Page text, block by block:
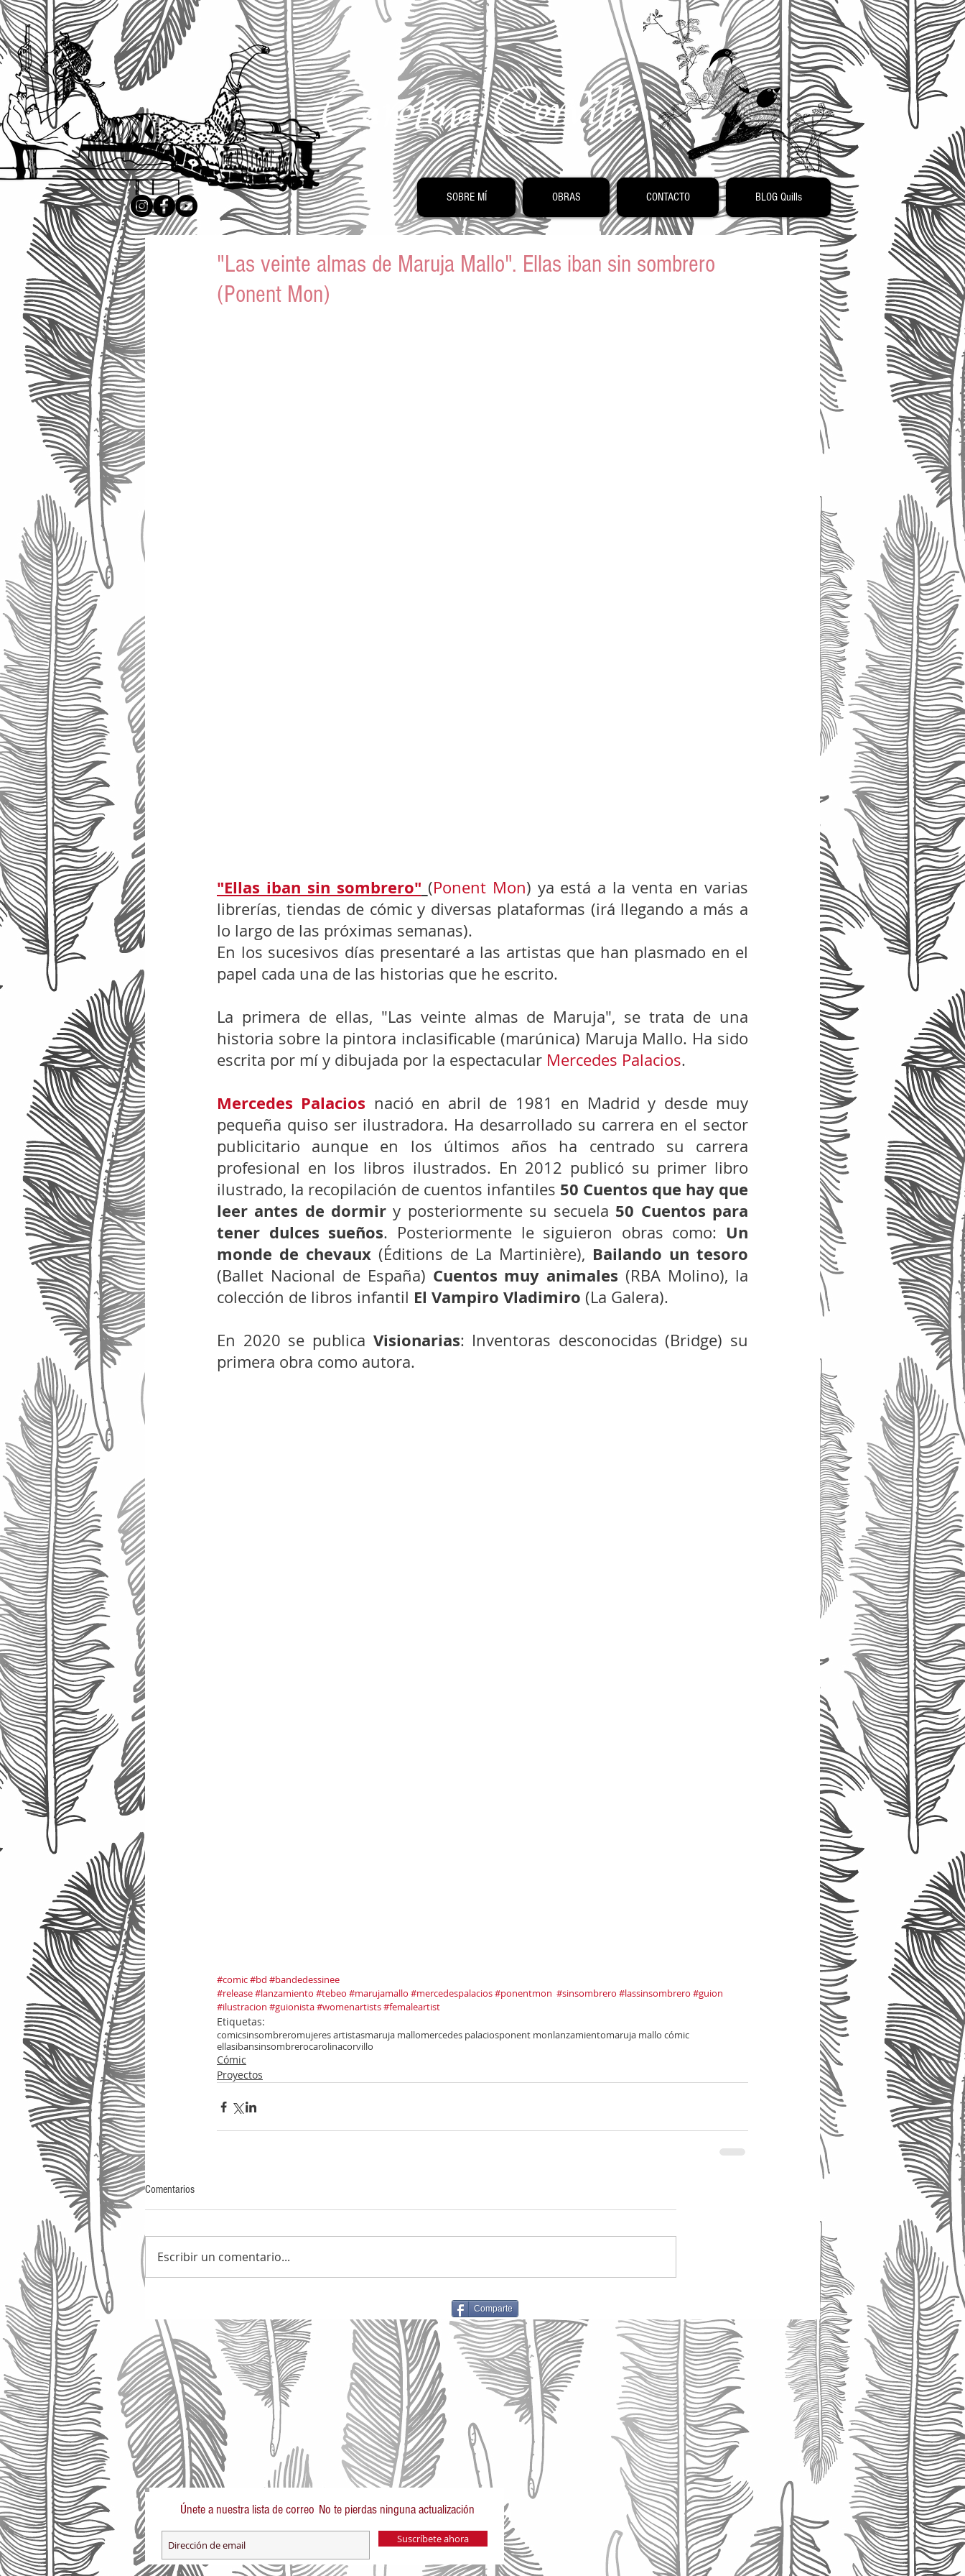
Carolina Corvillo
SOBRE MÍ OBRAS CONTACTO BLOG Quills
"Las veinte almas de Maruja Mallo". Ellas iban sin sombrero
(Ponent Mon)
"Ellas iban sin sombrero" (Ponent Mon) ya está a la venta en varias
librerías, tiendas de cómic y diversas plataformas (irá llegando a más a
lo largo de las próximas semanas).
En los sucesivos días presentaré a las artistas que han plasmado en el
papel cada una de las historias que he escrito.
La primera de ellas, "Las veinte almas de Maruja", se trata de una
historia sobre la pintora inclasificable (marúnica) Maruja Mallo. Ha sido
escrita por mí y dibujada por la espectacular Mercedes Palacios.
Mercedes Palacios nació en abril de 1981 en Madrid y desde muy
pequeña quiso ser ilustradora. Ha desarrollado su carrera en el sector
publicitario aunque en los últimos años ha centrado su carrera
profesional en los libros ilustrados. En 2012 publicó su primer libro
ilustrado, la recopilación de cuentos infantiles 50 Cuentos que hay que
leer antes de dormir y posteriormente su secuela 50 Cuentos para
tener dulces sueños. Posteriormente le siguieron obras como: Un
monde de chevaux (Éditions de La Martinière), Bailando un tesoro
(Ballet Nacional de España) Cuentos muy animales (RBA Molino), la
colección de libros infantil El Vampiro Vladimiro (La Galera).
En 2020 se publica Visionarias: Inventoras desconocidas (Bridge) su
primera obra como autora.
#comic#bd #bandedessinee
#release#lanzamiento #tebeo #marujamallo #mercedespalacios#ponentmon #sinsombrero #lassinsombrero #guion
#ilustracion #guionista#womenartists#femaleartist
Etiquetas:
comicsinsombreromujeres artistasmaruja mallomercedes palaciosponent monlanzamientomaruja mallo cómic
ellasibansinsombrerocarolinacorvillo
Cómic
Proyectos
Comentarios
Escribir un comentario...
Comparte
Únete a nuestra lista de correo No te pierdas ninguna actualización
Suscríbete ahora